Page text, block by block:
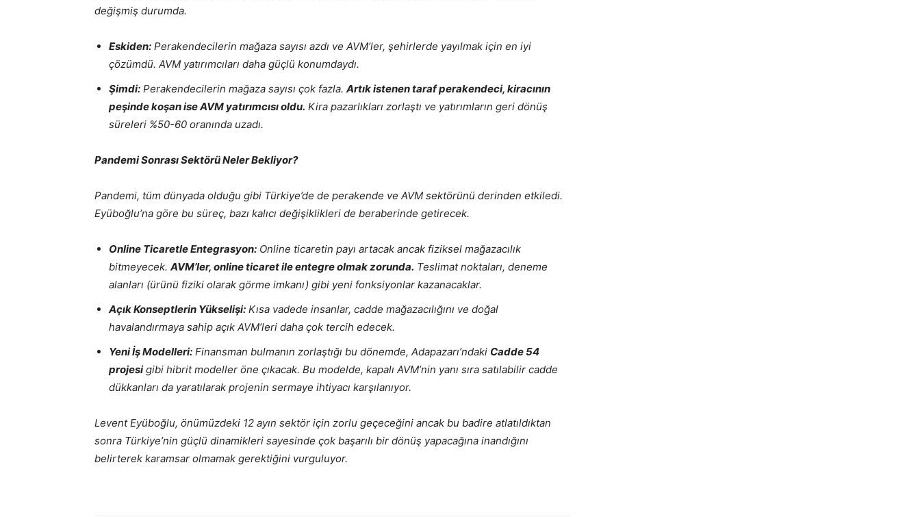
değişmiş durumda.
Eskiden: Perakendecilerin mağaza sayısı azdı ve AVM’ler, şehirlerde yayılmak için en iyi
çözümdü. AVM yatırımcıları daha güçlü konumdaydı.
Şimdi: Perakendecilerin mağaza sayısı çok fazla. Artık istenen taraf perakendeci, kiracının
peşinde koşan ise AVM yatırımcısı oldu. Kira pazarlıkları zorlaştı ve yatırımların geri dönüş
süreleri %50-60 oranında uzadı.
Pandemi Sonrası Sektörü Neler Bekliyor?
Pandemi, tüm dünyada olduğu gibi Türkiye’de de perakende ve AVM sektörünü derinden etkiledi.
Eyüboğlu’na göre bu süreç, bazı kalıcı değişiklikleri de beraberinde getirecek.
Online Ticaretle Entegrasyon: Online ticaretin payı artacak ancak fiziksel mağazacılık
bitmeyecek. AVM’ler, online ticaret ile entegre olmak zorunda. Teslimat noktaları, deneme
alanları (ürünü fiziki olarak görme imkanı) gibi yeni fonksiyonlar kazanacaklar.
Açık Konseptlerin Yükselişi: Kısa vadede insanlar, cadde mağazacılığını ve doğal
havalandırmaya sahip açık AVM’leri daha çok tercih edecek.
Yeni İş Modelleri: Finansman bulmanın zorlaştığı bu dönemde, Adapazarı’ndaki Cadde 54
projesigibi hibrit modeller öne çıkacak. Bu modelde, kapalı AVM’nin yanı sıra satılabilir cadde
dükkanları da yaratılarak projenin sermaye ihtiyacı karşılanıyor.
Levent Eyüboğlu, önümüzdeki 12 ayın sektör için zorlu geçeceğini ancak bu badire atlatıldıktan
sonra Türkiye’nin güçlü dinamikleri sayesinde çok başarılı bir dönüş yapacağına inandığını
belirterek karamsar olmamak gerektiğini vurguluyor.